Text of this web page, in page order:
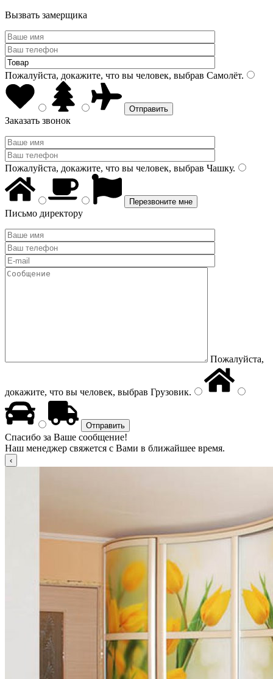
Вызвать замерщика
Пожалуйста, докажите, что вы человек, выбрав Самолёт.
Заказать звонок
Пожалуйста, докажите, что вы человек, выбрав Чашку.
Письмо директору
Пожалуйста,
докажите, что вы человек, выбрав Грузовик.
Спасибо за Ваше сообщение!
Наш менеджер свяжется с Вами в ближайшее время.